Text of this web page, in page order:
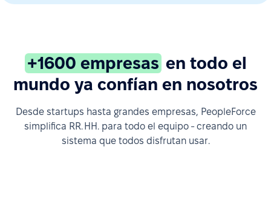
+1600 empresas en todo el
mundo ya confían en nosotros
Desde startups hasta grandes empresas, PeopleForce
simplifica RR. HH. para todo el equipo - creando un
sistema que todos disfrutan usar.